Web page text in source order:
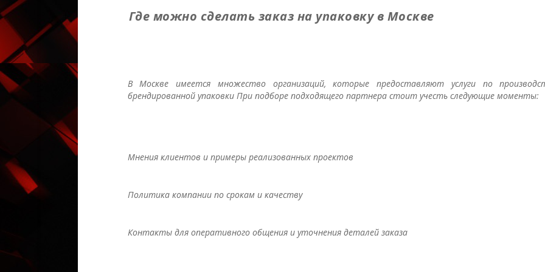
Где можно сделать заказ на упаковку в Москве
В Москве имеется множество организаций, которые предоставляют услуги по
брендированной упаковки При подборе подходящего партнера стоит учесть следующие моменты:
Мнения клиентов и примеры реализованных проектов
Политика компании по срокам и качеству
Контакты для оперативного общения и уточнения деталей заказа